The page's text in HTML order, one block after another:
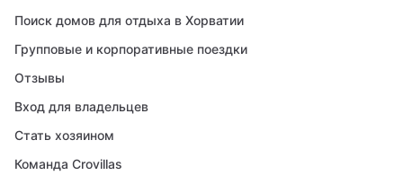
Поиск домов для отдыха в Хорватии
Групповые и корпоративные поездки
Отзывы
Вход для владельцев
Стать хозяином
Команда Crovillas